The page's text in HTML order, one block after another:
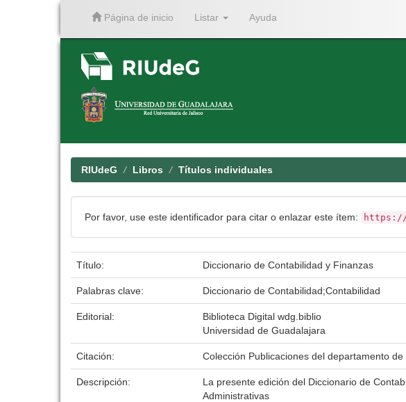
Página de inicio Listar Ayuda
RIUdeG Libros Títulos individuales
Por favor, use este identificador para citar o enlazar este ítem: https://
Título: Diccionario de Contabilidad y Finanzas
Palabras clave: Diccionario de Contabilidad;Contabilidad
Editorial:
Biblioteca Digital wdg.biblio
Universidad de Guadalajara
Citación: Colección Publicaciones del departamento de
Descripción:
La presente edición del Diccionario de
Administrativas